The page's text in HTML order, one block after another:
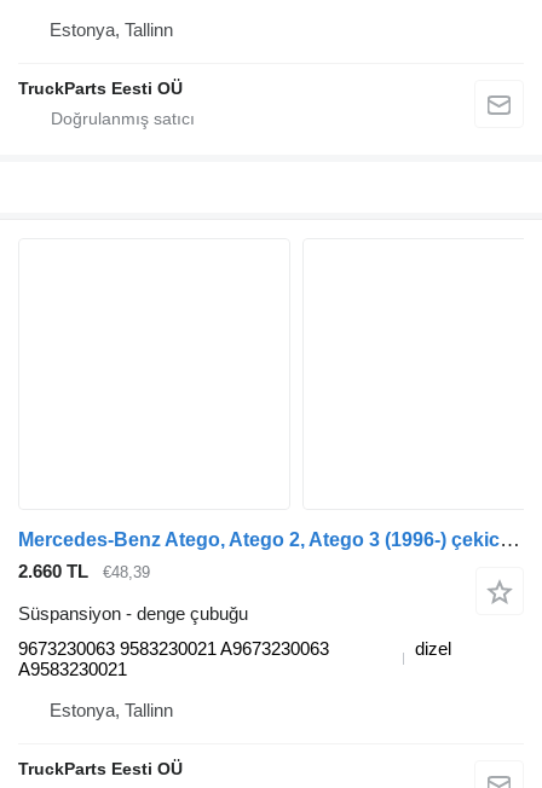
Estonya, Tallinn
TruckParts Eesti OÜ
Mercedes-Benz Atego, Atego 2, Atego 3 (1996-) çekici için Mercedes-Benz atego 816 (01.98-12.04) 9673230063 denge çubuğu
2.660 TL €48,39
Süspansiyon - denge çubuğu
9673230063 9583230021 A9673230063
A9583230021
dizel
Estonya, Tallinn
TruckParts Eesti OÜ